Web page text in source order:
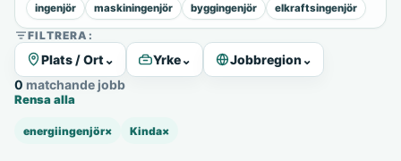
ingenjör maskiningenjör byggingenjör elkraftsingenjör
FILTRERA:
Plats / Ort ⌄ Yrke⌄ Jobbregion⌄
0 matchande jobb
Rensa alla
energiingenjör× Kinda×